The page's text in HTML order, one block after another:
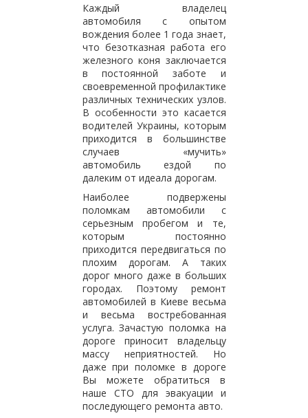
Каждый владелец
автомобиля с опытом
вождения более 1 года знает,
что безотказная работа его
железного коня заключается
в постоянной заботе и
своевременной профилактике
различных технических узлов.
В особенности это касается
водителей Украины, которым
приходится в большинстве
случаев «мучить»
автомобиль ездой по
далеким от идеала дорогам.
Наиболее подвержены
поломкам автомобили с
серьезным пробегом и те,
которым постоянно
приходится передвигаться по
плохим дорогам. А таких
дорог много даже в больших
городах. Поэтому ремонт
автомобилей в Киеве весьма
и весьма востребованная
услуга. Зачастую поломка на
дороге приносит владельцу
массу неприятностей. Но
даже при поломке в дороге
Вы можете обратиться в
наше СТО для эвакуации и
последующего ремонта авто.